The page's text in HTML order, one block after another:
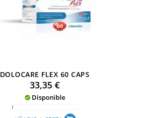
DOLOCARE FLEX 60 CAPS
Precio
33,35 €
 Disponible